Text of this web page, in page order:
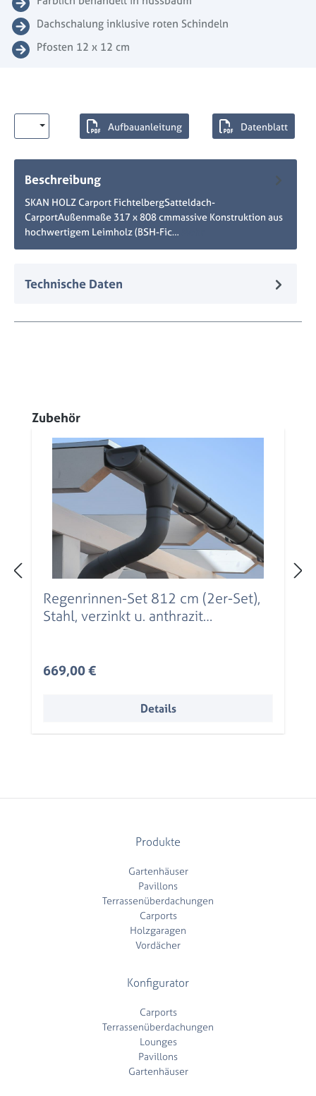
Dachschalung inklusive roten Schindeln
Pfosten 12 x 12 cm
Beschreibung
SKAN HOLZ Carport FichtelbergSatteldach-
CarportAußenmaße 317 x 808 cmmassive Konstruktion aus
hochwertigem Leimholz (BSH-Fic…
Technische Daten
Aufbauanleitung Datenblatt
Produktgalerie überspringen
Zubehör
Regenrinnen-Set 812 cm (2er-Set),
Stahl, verzinkt u. anthrazit
Regulärer Preis:
669,00 €
Details
Produkte
Gartenhäuser
Pavillons
Terrassenüberdachungen
Carports
Holzgaragen
Vordächer
Konfigurator
Carports
Terrassenüberdachungen
Lounges
Pavillons
Gartenhäuser